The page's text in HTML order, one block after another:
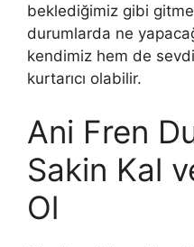
beklediğimiz gibi
durumlarda ne
kendimiz hem de
kurtarıcı olabilir.
Ani Fren
Sakin Kal
Ol